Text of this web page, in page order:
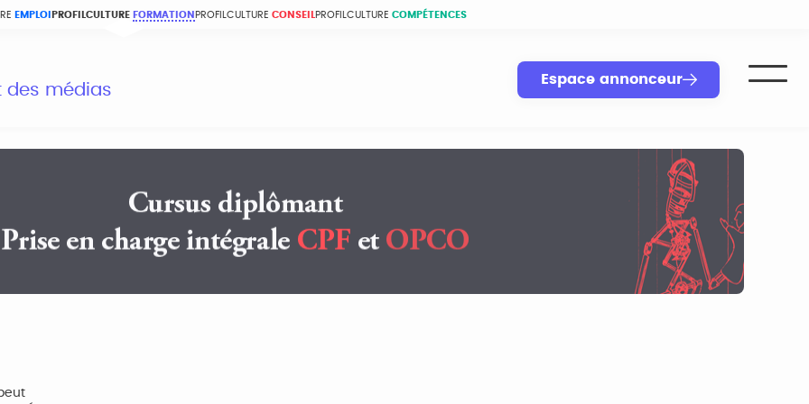
EMPLOI PROFILCULTURE FORMATION PROFILCULTURE CONSEIL PROFILCULTURE COMPÉTENCES
des médias
Espace annonceur